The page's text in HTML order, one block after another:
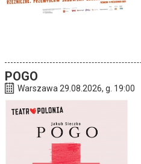
POGO
Warszawa 29.08.2026, g. 19:00